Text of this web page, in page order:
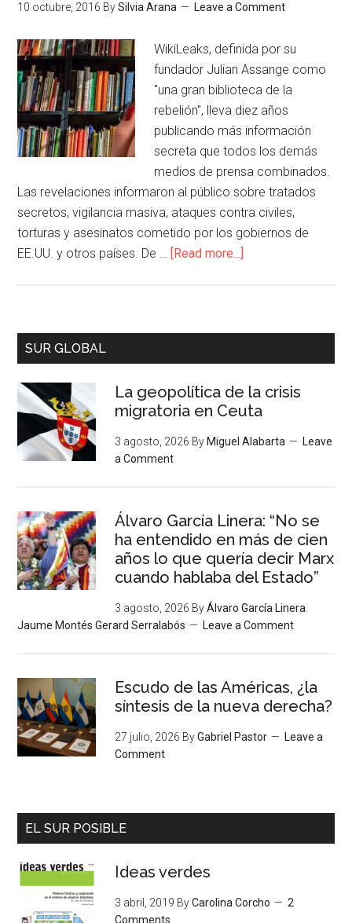
10 octubre, 2016 BySilvia Arana Leave a Comment
WikiLeaks, definida por su
fundador Julian Assange como
"una gran biblioteca de la
rebelión", lleva diez años
publicando más información
secreta que todos los demás
medios de prensa combinados.
Las revelaciones informaron al público sobre tratados
secretos, vigilancia masiva, ataques contra civiles,
torturas y asesinatos cometido por los gobiernos de
EE.UU. y otros países. De … [Read more...]
SUR GLOBAL
La geopolítica de la crisis
migratoria en Ceuta
3 agosto, 2026 By Miguel Alabarta
Leave
a Comment
Álvaro García Linera: “No se
ha entendido en más de cien
años lo que quería decir Marx
cuando hablaba del Estado”
3 agosto, 2026 ByÁlvaro García Linera
Jaume Montés Gerard Serralabós
Leave a Comment
Escudo de las Américas, ¿la
síntesis de la nueva derecha?
27 julio, 2026 ByGabriel Pastor
Leave a
Comment
EL SUR POSIBLE
Ideas verdes
3 abril, 2019 ByCarolina Corcho
2
Comments